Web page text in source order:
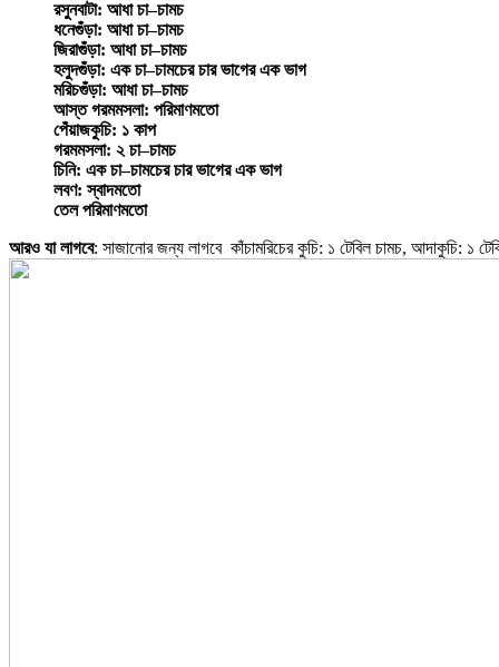
রসুনবাটা: আধা চা–চামচ
ধনেগুঁড়া: আধা চা–চামচ
জিরাগুঁড়া: আধা চা–চামচ
হলুদগুঁড়া: এক চা–চামচের চার ভাগের এক ভাগ
মরিচগুঁড়া: আধা চা–চামচ
আস্ত গরমমসলা: পরিমাণমতো
পেঁয়াজকুচি: ১ কাপ
গরমমসলা: ২ চা–চামচ
চিনি: এক চা–চামচের চার ভাগের এক ভাগ
লবণ: স্বাদমতো
তেল পরিমাণমতো
আরও যা লাগবে: সাজানোর জন্য লাগবে কাঁচামরিচের কুচি: ১ টেবিল চামচ, আদাকুচি: ১